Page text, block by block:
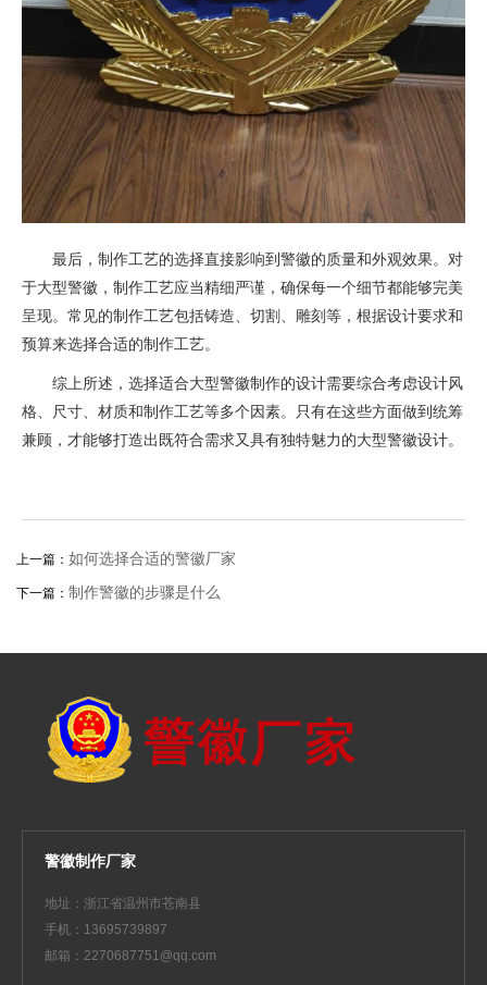
最后，制作工艺的选择直接影响到警徽的质量和外观效果。对
于大型警徽，制作工艺应当精细严谨，确保每一个细节都能够完美
呈现。常见的制作工艺包括铸造、切割、雕刻等，根据设计要求和
预算来选择合适的制作工艺。
综上所述，选择适合大型警徽制作的设计需要综合考虑设计风
格、尺寸、材质和制作工艺等多个因素。只有在这些方面做到统筹
兼顾，才能够打造出既符合需求又具有独特魅力的大型警徽设计。
上一篇： 如何选择合适的警徽厂家
下一篇： 制作警徽的步骤是什么
警徽制作厂家
地址：浙江省温州市苍南县
手机：13695739897
邮箱：2270687751@qq.com